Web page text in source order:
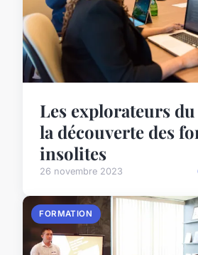
Les explorateurs
la découverte des
insolites
26 novembre 2023
FORMATION